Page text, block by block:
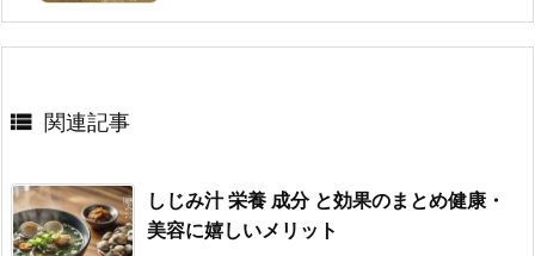
 関連記事
しじみ汁 栄養 成分 と効果のまとめ健康・
美容に嬉しいメリット